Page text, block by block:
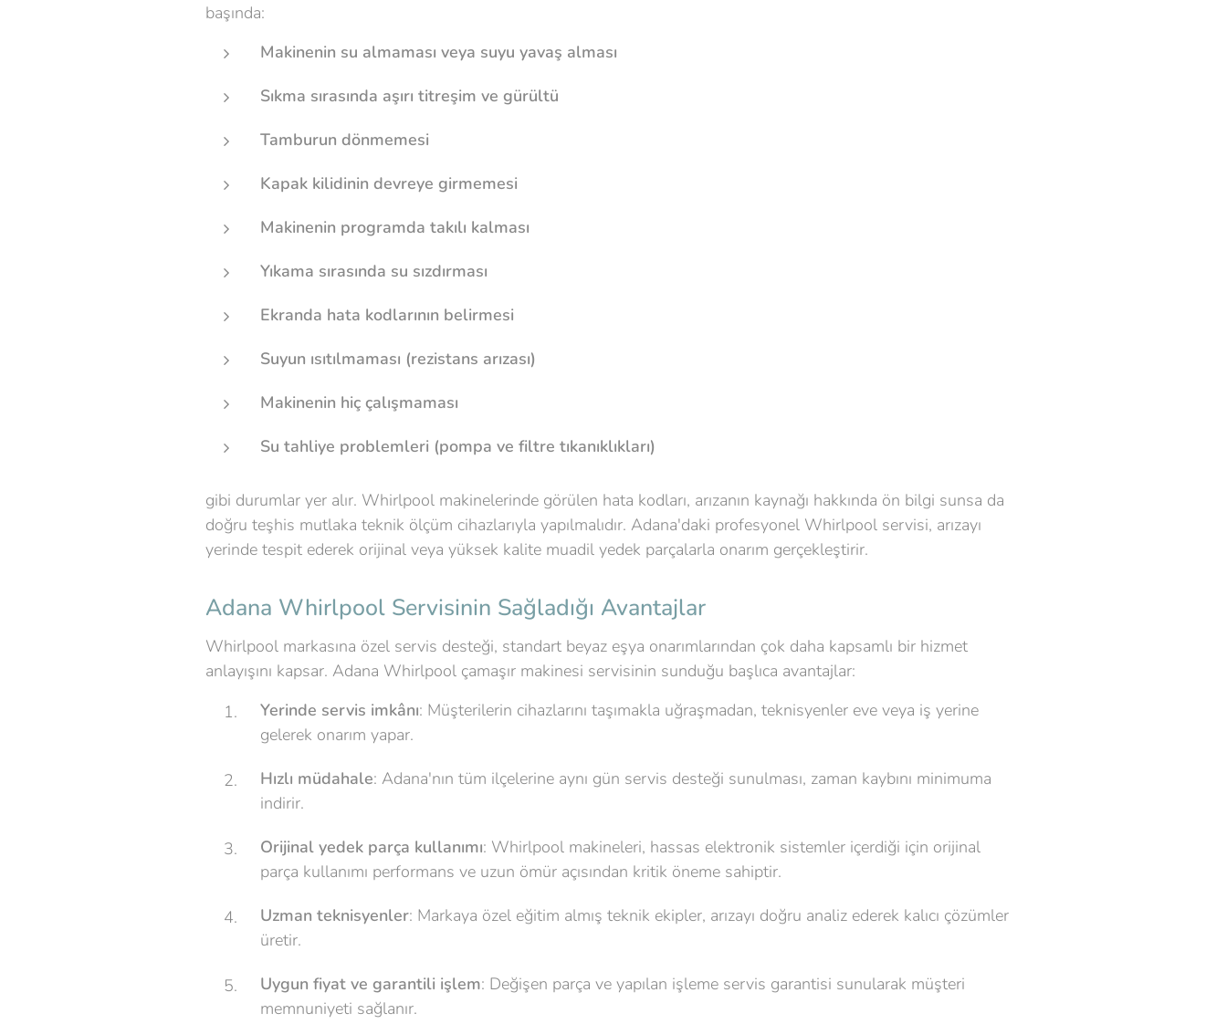
başında:
Makinenin su almaması veya suyu yavaş alması
Sıkma sırasında aşırı titreşim ve gürültü
Tamburun dönmemesi
Kapak kilidinin devreye girmemesi
Makinenin programda takılı kalması
Yıkama sırasında su sızdırması
Ekranda hata kodlarının belirmesi
Suyun ısıtılmaması (rezistans arızası)
Makinenin hiç çalışmaması
Su tahliye problemleri (pompa ve filtre tıkanıklıkları)
gibi durumlar yer alır. Whirlpool makinelerinde görülen hata kodları, arızanın kaynağı hakkında ön bilgi sunsa da
doğru teşhis mutlaka teknik ölçüm cihazlarıyla yapılmalıdır. Adana'daki profesyonel Whirlpool servisi, arızayı
yerinde tespit ederek orijinal veya yüksek kalite muadil yedek parçalarla onarım gerçekleştirir.
Adana Whirlpool Servisinin Sağladığı Avantajlar
Whirlpool markasına özel servis desteği, standart beyaz eşya onarımlarından çok daha kapsamlı bir hizmet
anlayışını kapsar. Adana Whirlpool çamaşır makinesi servisinin sunduğu başlıca avantajlar:
Yerinde servis imkânı: Müşterilerin cihazlarını taşımakla uğraşmadan, teknisyenler eve veya iş yerine
gelerek onarım yapar.
Hızlı müdahale: Adana'nın tüm ilçelerine aynı gün servis desteği sunulması, zaman kaybını minimuma
indirir.
Orijinal yedek parça kullanımı: Whirlpool makineleri, hassas elektronik sistemler içerdiği için orijinal
parça kullanımı performans ve uzun ömür açısından kritik öneme sahiptir.
Uzman teknisyenler: Markaya özel eğitim almış teknik ekipler, arızayı doğru analiz ederek kalıcı çözümler
üretir.
Uygun fiyat ve garantili işlem: Değişen parça ve yapılan işleme servis garantisi sunularak müşteri
memnuniyeti sağlanır.